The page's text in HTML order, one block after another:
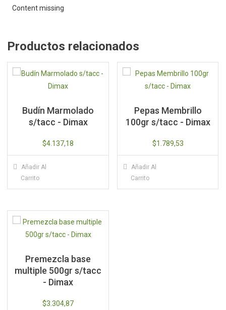
Nescafe
Content missing
Productos relacionados
Budín Marmolado
s/tacc - Dimax
$4.137,18
Añadir Al
Carrito
Pepas Membrillo
100gr s/tacc - Dimax
$1.789,53
Añadir Al
Carrito
Premezcla base
multiple 500gr s/tacc
- Dimax
$3.304,87